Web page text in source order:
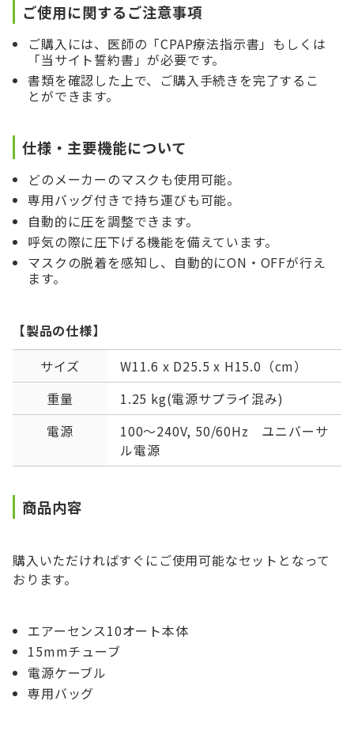
ご使用に関するご注意事項
ご購入には、医師の「CPAP療法指示書」もしくは
「当サイト誓約書」が必要です。
書類を確認した上で、ご購入手続きを完了するこ
とができます。
仕様・主要機能について
どのメーカーのマスクも使用可能。
専用バッグ付きで持ち運びも可能。
自動的に圧を調整できます。
呼気の際に圧下げる機能を備えています。
マスクの脱着を感知し、自動的にON・OFFが行え
ます。
【製品の仕様】
サイズ
W11.6 x D25.5 x H15.0（cm）
重量
1.25 kg(電源サプライ混み)
電源
100～240V, 50/60Hz ユニバーサ
ル電源
商品内容
購入いただければすぐにご使用可能なセットとなって
おります。
エアーセンス10オート本体
15mmチューブ
電源ケーブル
専用バッグ